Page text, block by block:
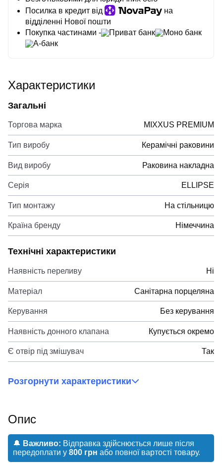
Посилка в кредит від
на
відділенні Нової пошти
Покупка частинами -
Приват банк
Моно банк
А-банк
Характеристики
Загальні
Торгова марка MIXXUS PREMIUM
Тип виробу Керамічні раковини
Вид виробу Раковина накладна
Серія ELLIPSE
Тип монтажу На стільницю
Країна бренду Німеччина
Технічні характеристики
Наявність переливу Ні
Матеріал Санітарна порцеляна
Керування Без керування
Наявність донного клапана Купується окремо
Є отвір під змішувач Так
Розгорнути характеристики
Опис
🔔 Важливо: Відправка здійснюється лише після
передоплати у 800 грн або повної вартості товару.